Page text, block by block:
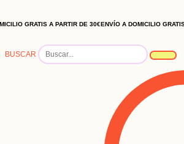
A PARTIR DE 30€ ENVÍO A DOMICILIO GRATIS A
BUSCAR